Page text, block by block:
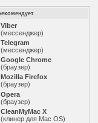
Viber
(мессенджер)
Telegram
(мессенджер)
Google Chrome
(браузер)
Mozilla Firefox
(браузер)
Opera
(браузер)
CleanMyMac X
(клинер для Mac OS)